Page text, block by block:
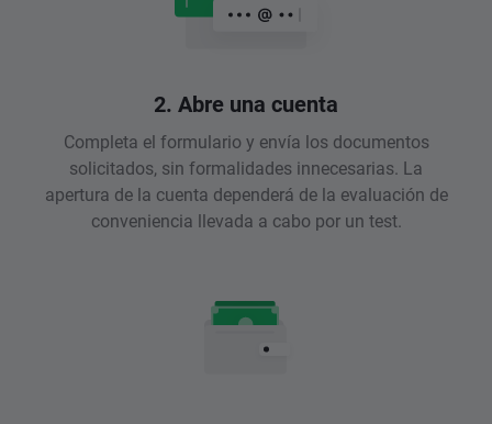
2. Abre una cuenta
Completa el formulario y envía los documentos
solicitados, sin formalidades innecesarias. La
apertura de la cuenta dependerá de la evaluación de
conveniencia llevada a cabo por un test.